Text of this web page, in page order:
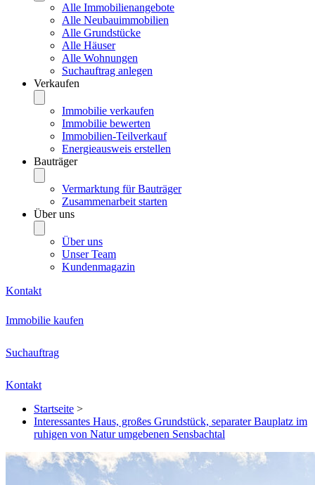
Alle Immobilienangebote
Alle Neubauimmobilien
Alle Grundstücke
Alle Häuser
Alle Wohnungen
Suchauftrag anlegen
Verkaufen
Immobilie verkaufen
Immobilie bewerten
Immobilien-Teilverkauf
Energieausweis erstellen
Bauträger
Vermarktung für Bauträger
Zusammenarbeit starten
Über uns
Über uns
Unser Team
Kundenmagazin
Kontakt
Immobilie kaufen
Suchauftrag
Kontakt
Startseite >
Interessantes Haus, großes Grundstück, separater Bauplatz im
ruhigen von Natur umgebenen Sensbachtal